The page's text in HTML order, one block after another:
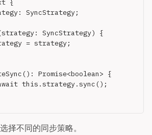
{
SyncStrategy;
SyncStrategy) {
= strategy;
Promise<boolean> {
this.strategy.sync();
择不同的同步策略。